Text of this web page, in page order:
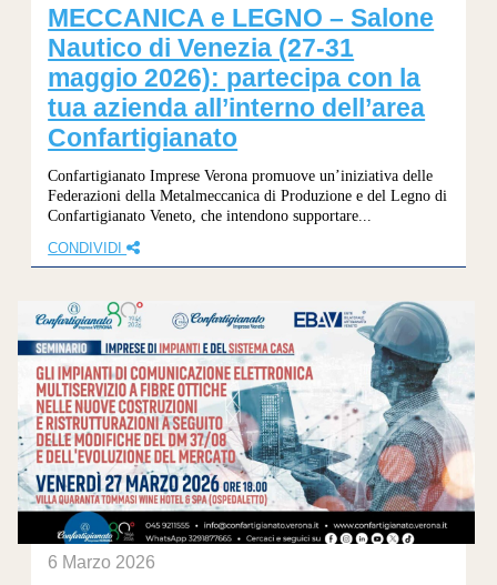
MECCANICA e LEGNO – Salone
Nautico di Venezia (27-31
maggio 2026): partecipa con la
tua azienda all’interno dell’area
Confartigianato
Confartigianato Imprese Verona promuove un’iniziativa delle
Federazioni della Metalmeccanica di Produzione e del Legno di
Confartigianato Veneto, che intendono supportare...
CONDIVIDI
6 Marzo 2026